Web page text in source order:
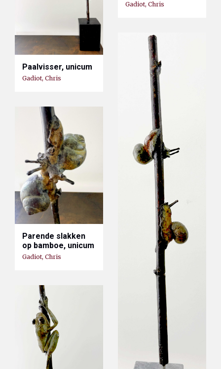
Gadiot, Chris
Paalvisser, unicum
Gadiot, Chris
Parende slakken
op bamboe, unicum
Gadiot, Chris